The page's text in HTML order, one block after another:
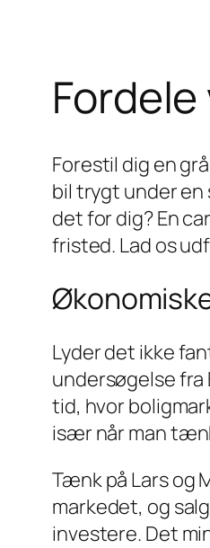
Forestil dig en
bil trygt under
det for dig? En
fristed. Lad os
Lyder det ikke
undersøgelse
tid, hvor
især når man
Tænk på Lars og
markedet, og
investere. Det